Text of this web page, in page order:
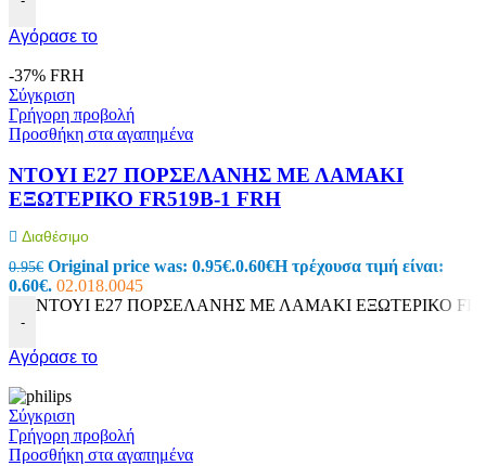
Αγόρασε το
-37% FRH
Σύγκριση
Γρήγορη προβολή
Προσθήκη στα αγαπημένα
ΝΤΟΥΙ E27 ΠΟΡΣΕΛΑΝΗΣ ΜΕ ΛΑΜΑΚΙ
ΕΞΩΤΕΡΙΚΟ FR519B-1 FRH
Διαθέσιμο
0.95€ Original price was: 0.95€.0.60€Η τρέχουσα τιμή είναι:
0.60€. 02.018.0045
-
ΝΤΟΥΙ E27 ΠΟΡΣΕΛΑΝΗΣ ΜΕ ΛΑΜΑΚΙ ΕΞΩΤΕΡΙΚΟ
Αγόρασε το
Σύγκριση
Γρήγορη προβολή
Προσθήκη στα αγαπημένα